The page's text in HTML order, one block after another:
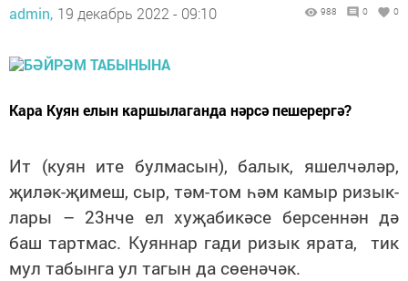
admin, 19 декабрь 2022 - 09:10 988 0 0
Ка­ра Ку­ян елын кар­шы­ла­ган­да нәр­сә пе­ше­рер­гә?
Ит (ку­ян ите бул­ма­сын), ба­лык, яшел­чә­ләр,
җи­ләк-җи­меш, сыр, тәм-том һәм ка­мыр ри­зык­
ла­ры – 23нче ел ху­җа­би­кә­се бер­сен­нән дә
баш тарт­мас. Ку­ян­нар га­ди ри­зык яра­та, тик
мул та­бын­га ул та­гын да сө­е­нә­чәк.